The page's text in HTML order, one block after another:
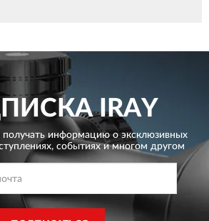
IRAY
информацию о эксклюзивных
событиях и многом другом